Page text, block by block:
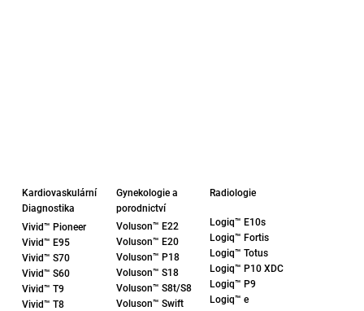
Kardiovaskulární
Diagnostika
Vivid™ Pioneer
Vivid™ E95
Vivid™ S70
Vivid™ S60
Vivid™ T9
Vivid™ T8
Gynekologie a
porodnictví
Voluson™ E22
Voluson™ E20
Voluson™ P18
Voluson™ S18
Voluson™ S8t/S8
Voluson™ Swift
Radiologie
Logiq™ E10s
Logiq™ Fortis
Logiq™ Totus
Logiq™ P10 XDC
Logiq™ P9
Logiq™ e